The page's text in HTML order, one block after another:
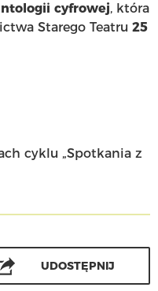
cyfrowej, która
Starego Teatru 25
cyklu „Spotkania z
UDOSTĘPNIJ